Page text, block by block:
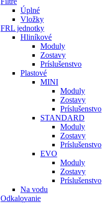
Úplné
Vložky
FRL jednotky
Hliníkové
Moduly
Zostavy
Príslušenstvo
Plastové
MINI
Moduly
Zostavy
Príslušenstvo
STANDARD
Moduly
Zostavy
Príslušenstvo
EVO
Moduly
Zostavy
Príslušenstvo
Na vodu
Odkalovanie